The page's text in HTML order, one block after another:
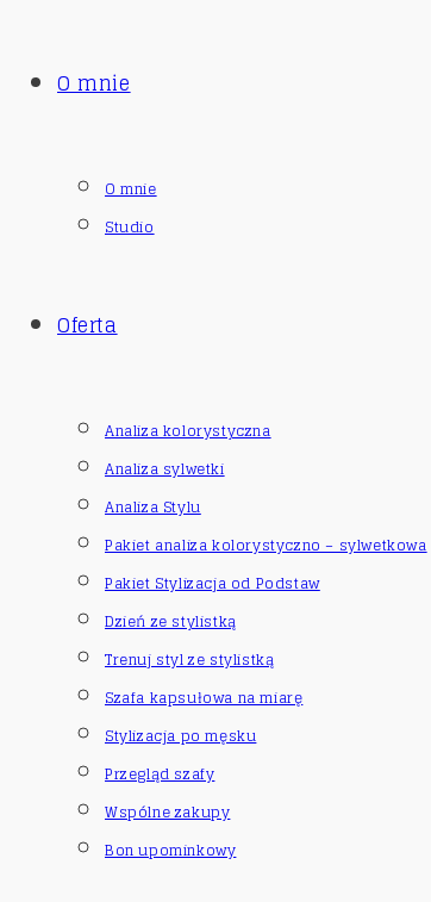
O mnie
O mnie
Studio
Oferta
Analiza kolorystyczna
Analiza sylwetki
Analiza Stylu
Pakiet analiza kolorystyczno – sylwetkowa
Pakiet Stylizacja od Podstaw
Dzień ze stylistką
Trenuj styl ze stylistką
Szafa kapsułowa na miarę
Stylizacja po męsku
Przegląd szafy
Wspólne zakupy
Bon upominkowy